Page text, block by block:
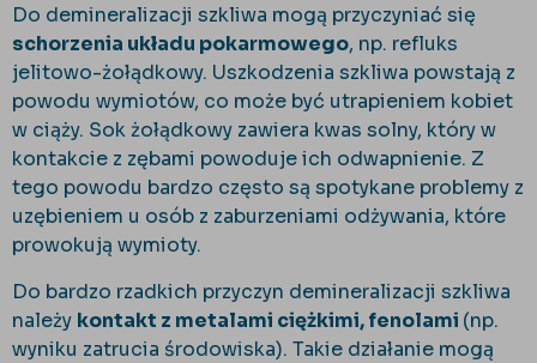
Do demineralizacji szkliwa mogą przyczyniać się
schorzenia układu pokarmowego, np. refluks
jelitowo-żołądkowy. Uszkodzenia szkliwa powstają z
powodu wymiotów, co może być utrapieniem kobiet
w ciąży. Sok żołądkowy zawiera kwas solny, który w
kontakcie z zębami powoduje ich odwapnienie. Z
tego powodu bardzo często są spotykane problemy z
uzębieniem u osób z zaburzeniami odżywania, które
prowokują wymioty.
Do bardzo rzadkich przyczyn demineralizacji szkliwa
należy kontakt z metalami ciężkimi, fenolami (np.
wyniku zatrucia środowiska). Takie działanie mogą